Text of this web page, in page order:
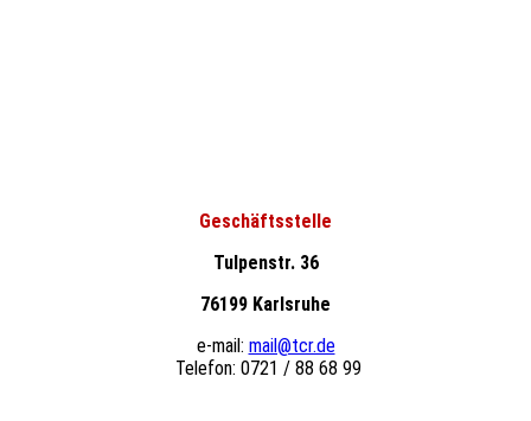
Geschäftsstelle
Tulpenstr. 36
76199 Karlsruhe
e-mail: mail@tcr.de
Telefon: 0721 / 88 68 99